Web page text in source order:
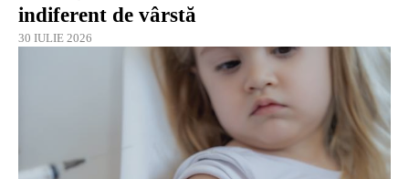
indiferent de vârstă
30 IULIE 2026